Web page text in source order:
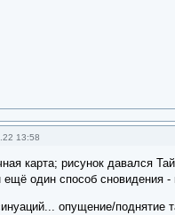
13:58
карта; рисунок давался
ещё один способ сновидения
опущение/